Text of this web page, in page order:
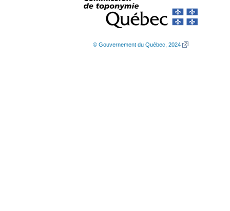
© Gouvernement du Québec, 2024